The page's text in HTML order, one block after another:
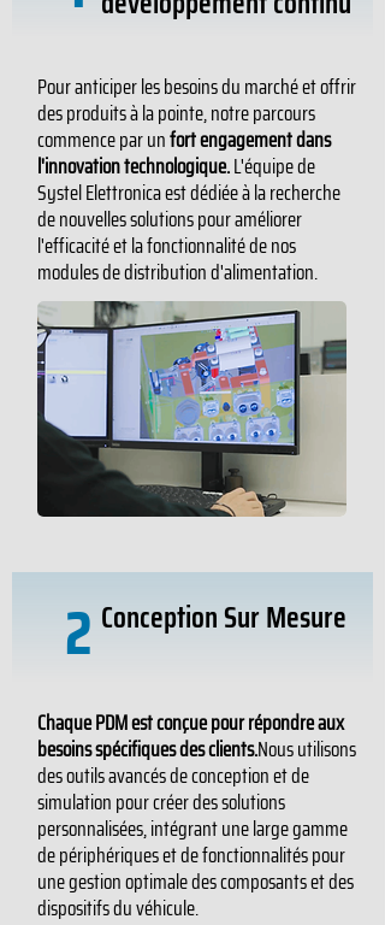
Pour anticiper les besoins du marché et offrir
des produits à la pointe, notre parcours
commence par unfort engagement dans
l'innovation technologique.L'équipe de
Systel Elettronica est dédiée à la recherche
de nouvelles solutions pour améliorer
l'efficacité et la fonctionnalité de nos
modules de distribution d'alimentation.
2 Conception Sur Mesure
Chaque PDM est conçue pour répondre aux
besoins spécifiques des clients.Nous utilisons
des outils avancés de conception et de
simulation pour créer des solutions
personnalisées, intégrant une large gamme
de périphériques et de fonctionnalités pour
une gestion optimale des composants et des
dispositifs du véhicule.